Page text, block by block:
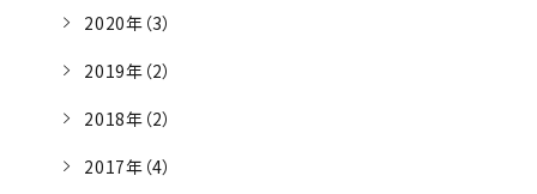
2020年（3）
2019年（2）
2018年（2）
2017年（4）